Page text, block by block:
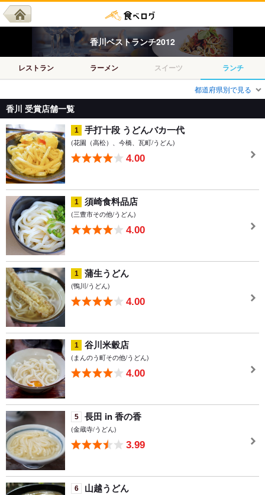
香川ベストランチ2012
レストラン ラーメン スイーツ ランチ
都道府県別で見る
香川 受賞店舗一覧
1 手打十段 うどんバカ一代
(花園（高松）、今橋、瓦町/うどん)
4.00
1 須崎食料品店
(三豊市その他/うどん)
4.00
1 蒲生うどん
(鴨川/うどん)
4.00
1 谷川米穀店
(まんのう町その他/うどん)
4.00
5 長田 in 香の香
(金蔵寺/うどん)
3.99
6 山越うどん